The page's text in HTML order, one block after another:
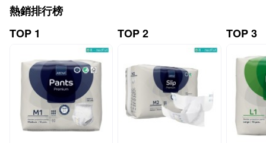
熱銷排行榜
TOP 1
TOP 2 TOP 3